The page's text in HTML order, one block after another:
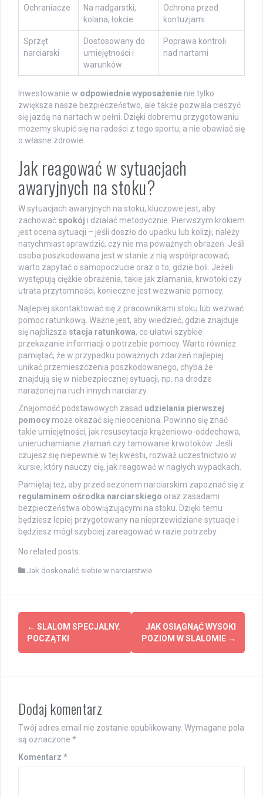
Ochraniacze
Na nadgarstki,
kolana, łokcie
Ochrona przed
kontuzjami
Sprzęt
narciarski
Dostosowany do
umiejętności i
warunków
Poprawa kontroli
nad nartami
Inwestowanie w odpowiednie wyposażenie nie tylko
zwiększa nasze bezpieczeństwo, ale także pozwala cieszyć
się jazdą na nartach w pełni. Dzięki dobremu przygotowaniu
możemy skupić się na radości z tego sportu, a nie obawiać się
o własne zdrowie.
Jak reagować w sytuacjach
awaryjnych na stoku?
W sytuacjach awaryjnych na stoku, kluczowe jest, aby
zachować spokój i działać metodycznie. Pierwszym krokiem
jest ocena sytuacji – jeśli doszło do upadku lub kolizji, należy
natychmiast sprawdzić, czy nie ma poważnych obrażeń. Jeśli
osoba poszkodowana jest w stanie z nią współpracować,
warto zapytać o samopoczucie oraz o to, gdzie boli. Jeżeli
występują ciężkie obrażenia, takie jak złamania, krwotoki czy
utrata przytomności, konieczne jest wezwanie pomocy.
Najlepiej skontaktować się z pracownikami stoku lub wezwać
pomoc ratunkową. Ważne jest, aby wiedzieć, gdzie znajduje
się najbliższa stacja ratunkowa, co ułatwi szybkie
przekazanie informacji o potrzebie pomocy. Warto również
pamiętać, że w przypadku poważnych zdarzeń najlepiej
unikać przemieszczenia poszkodowanego, chyba że
znajdują się w niebezpiecznej sytuacji, np. na drodze
narażonej na ruch innych narciarzy.
Znajomość podstawowych zasad udzielania pierwszej
pomocy może okazać się nieoceniona. Powinno się znać
takie umiejętności, jak resuscytacja krążeniowo-oddechowa,
unieruchamianie złamań czy tamowanie krwotoków. Jeśli
czujesz się niepewnie w tej kwestii, rozważ uczestnictwo w
kursie, który nauczy cię, jak reagować w nagłych wypadkach.
Pamiętaj też, aby przed sezonem narciarskim zapoznać się z
regulaminem ośrodka narciarskiego oraz zasadami
bezpieczeństwa obowiązującymi na stoku. Dzięki temu
będziesz lepiej przygotowany na nieprzewidziane sytuacje i
będziesz mógł szybciej zareagować w razie potrzeby.
No related posts.
Jak doskonalić siebie w narciarstwie
Post
navigation
← SLALOM SPECJALNY.
POCZĄTKI
JAK OSIĄGNĄĆ WYSOKI
POZIOM W SLALOMIE →
Dodaj komentarz
Twój adres email nie zostanie opublikowany. Wymagane pola
są oznaczone *
Komentarz *